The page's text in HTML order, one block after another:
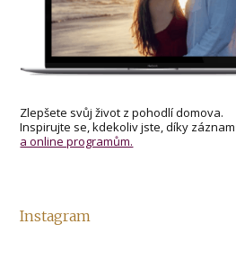
Zlepšete svůj život z pohodlí domova.
Inspirujte se, kdekoliv jste, díky
a online programům.
Instagram